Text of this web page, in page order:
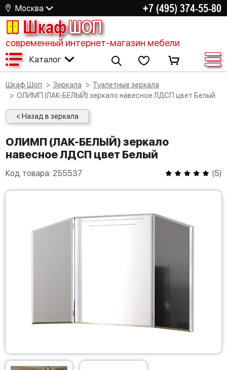
Москва +7 (495) 374-55-80
ШкафШОП
современный интернет-магазин мебели
Каталог
Шкаф Шоп Зеркала
Туалетные зеркала
ОЛИМП (ЛАК-БЕЛЫЙ) зеркало навесное ЛДСП цвет Белый
< Назад в зеркала
ОЛИМП (ЛАК-БЕЛЫЙ) зеркало
навесное ЛДСП цвет Белый
Код товара: 255537 (5)